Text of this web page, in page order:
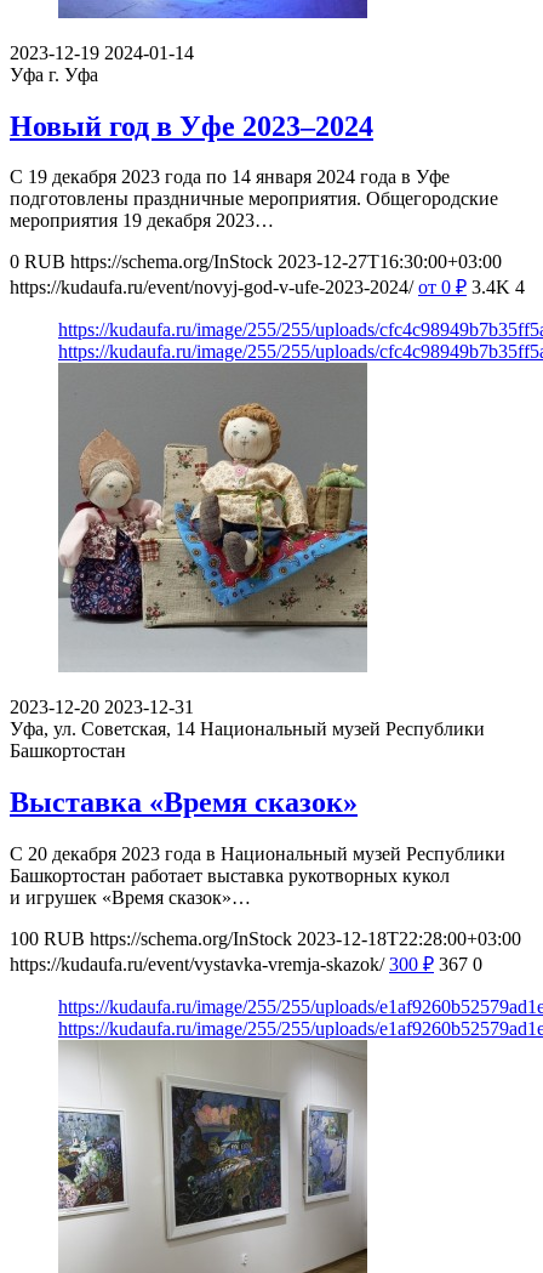
2023-12-19 2024-01-14
Уфа г. Уфа
Новый год в Уфе 2023–2024
С 19 декабря 2023 года по 14 января 2024 года в Уфе
подготовлены праздничные мероприятия. Общегородские
мероприятия 19 декабря 2023…
0 RUB https://schema.org/InStock 2023-12-27T16:30:00+03:00
https://kudaufa.ru/event/novyj-god-v-ufe-2023-2024/ от 0 ₽ 3.4K 4
https://kudaufa.ru/image/255/255/uploads/
https://kudaufa.ru/image/255/255/uploads/
2023-12-20 2023-12-31
Уфа, ул. Советская, 14 Национальный музей Республики
Башкортостан
Выставка «Время сказок»
С 20 декабря 2023 года в Национальный музей Республики
Башкортостан работает выставка рукотворных кукол
и игрушек «Время сказок»…
100 RUB https://schema.org/InStock 2023-12-18T22:28:00+03:00
https://kudaufa.ru/event/vystavka-vremja-skazok/ 300 ₽ 367 0
https://kudaufa.ru/image/255/255/uploads/
https://kudaufa.ru/image/255/255/uploads/